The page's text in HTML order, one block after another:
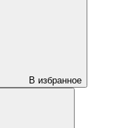
В избранное